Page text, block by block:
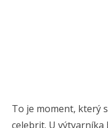
To je moment, který
celebrit. U výtvarníka